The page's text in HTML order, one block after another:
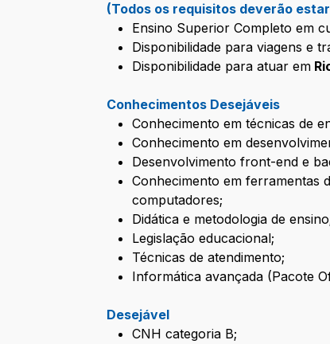
(Todos os requisitos deverão
Ensino Superior Completo em
Disponibilidade para viagens e
Disponibilidade para atuar em
Conhecimentos Desejáveis
Conhecimento em técnicas de
Conhecimento em
Desenvolvimento front-end e
Conhecimento em ferramentas
computadores;
Didática e metodologia de
Legislação educacional;
Técnicas de atendimento;
Informática avançada (Pacote
Desejável
CNH categoria B;